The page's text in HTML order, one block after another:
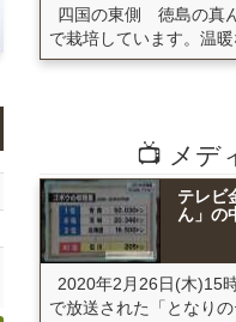
四国の東側 徳島の真
で栽培しています。温
📺 メデ
テレビ
ん」の
2020年2月26日(木)15
で放送された「となりの